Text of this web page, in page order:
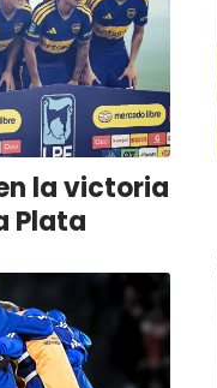
la victoria
Plata